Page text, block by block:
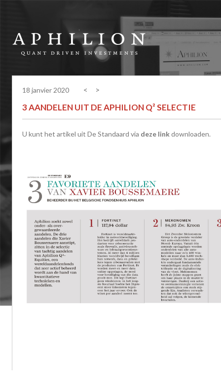
18 janvier 2020 < >
3 AANDELEN UIT DE APHILION Q² SELECTIE
U kunt het artikel uit De Standaard via deze linkdownloaden.